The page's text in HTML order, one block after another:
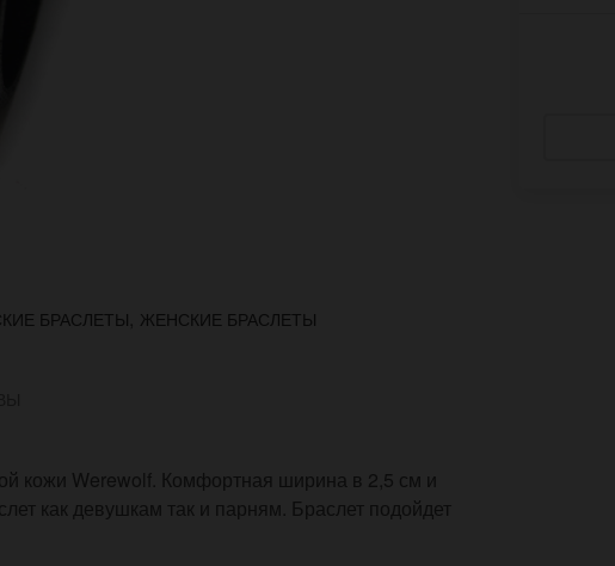
БРАСЛЕТЫ, ЖЕНСКИЕ БРАСЛЕТЫ
кожи Werewolf. Комфортная ширина в 2,5 см и
как девушкам так и парням. Браслет подойдет